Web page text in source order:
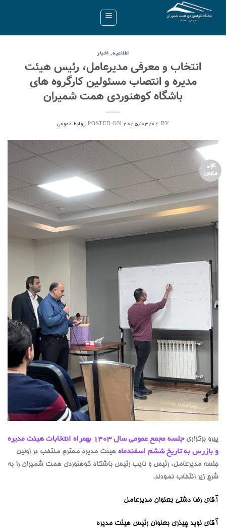
اطلاعیه, اخبار
انتخاب و معرفی مدیرعامل، رئیس هیئت
مدیره و انتصاب مسئولین کارگروه های
باشگاه کوهنوردی همت شمیران
POSTED ON 2025/03/04 BY روابط عمومی
04
مارس
پیرو برگزاری
جلسه مجمع عمومی سال 1403 بهمراه انتخابات هیئت مدیره
و بازرس به تاریخ ششم اسفندماه هیئت مدیره محترم منتخب در اولین
جلسه مدیرعامل، رئیس و نایب رئیس باشگاه کوهنوردی همت شمیران را به
شرح زیر انتخاب نمودند.
آقای رضا دشتی بعنوان مدیرعامل
آقای نوید چیذری بعنوان رئیس هیئت مدیره